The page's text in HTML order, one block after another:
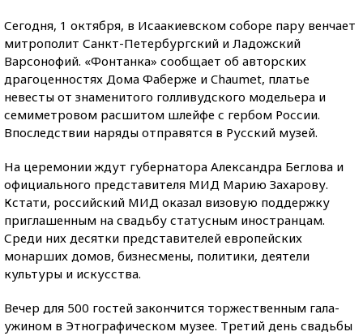
Сегодня, 1 октября, в Исаакиевском соборе пару венчает
митрополит Санкт-Петербургский и Ладожский
Варсонофий. «Фонтанка» сообщает об авторских
драгоценностях Дома Фаберже и Chaumet, платье
невесты от знаменитого голливудского модельера и
семиметровом расшитом шлейфе с гербом России.
Впоследствии наряды отправятся в Русский музей.
На церемонии ждут губернатора Александра Беглова и
официального представителя МИД Марию Захарову.
Кстати, российский МИД оказал визовую поддержку
приглашенным на свадьбу статусным иностранцам.
Среди них десятки представителей европейских
монарших домов, бизнесмены, политики, деятели
культуры и искусства.
Вечер для 500 гостей закончится торжественным гала-
ужином в Этнографическом музее. Третий день свадьбы